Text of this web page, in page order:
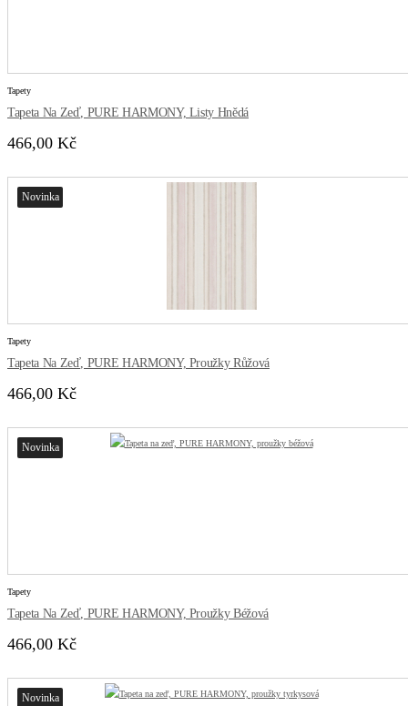
Tapety
Tapeta Na Zeď, PURE HARMONY, Listy Hnědá
466,00 Kč
Novinka
Tapety
Tapeta Na Zeď, PURE HARMONY, Proužky Růžová
466,00 Kč
Novinka
Tapety
Tapeta Na Zeď, PURE HARMONY, Proužky Béžová
466,00 Kč
Novinka